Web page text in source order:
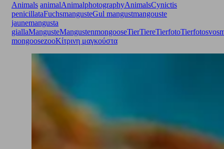
Animals animalAnimalphotographyAnimalsCynictis
penicillataFuchsmangusteGul mangustmangouste
jaunemangusta
giallaMangusteMangustenmongooseTierTiereTierfotoTierfotos
mongoosezooΚίτρινη μαγκούστα